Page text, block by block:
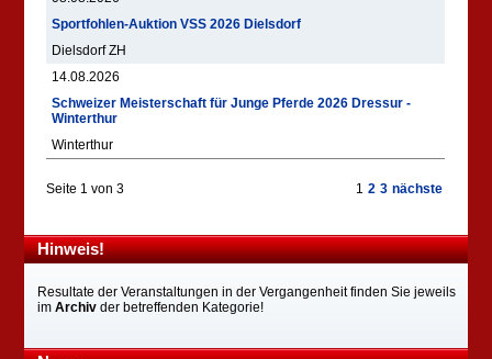
Sportfohlen-Auktion VSS 2026 Dielsdorf
Dielsdorf ZH
14.08.2026
Schweizer Meisterschaft für Junge Pferde 2026 Dressur -
Winterthur
Winterthur
Seite 1 von 3 1 2 3 nächste
Hinweis!
Resultate der Veranstaltungen in der Vergangenheit finden Sie jeweils
imArchiv der betreffenden Kategorie!